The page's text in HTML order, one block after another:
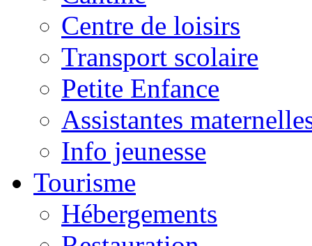
Centre de loisirs
Transport scolaire
Petite Enfance
Assistantes
Info jeunesse
Tourisme
Hébergements